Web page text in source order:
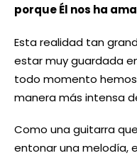
porque Él nos ha
Esta realidad tan
estar muy guardada
todo momento
manera más intensa
Como una guitarra
entonar una melodía,